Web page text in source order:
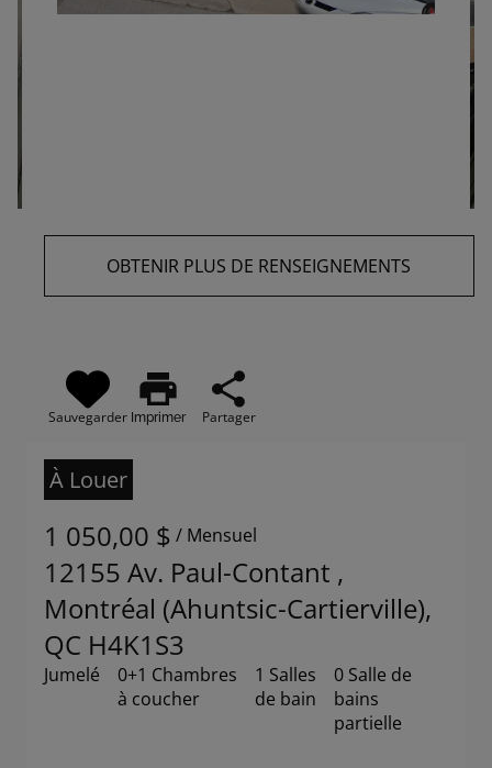
OBTENIR PLUS DE RENSEIGNEMENTS
Sauvegarder
print
Imprimer
share
Partager
À Louer
1 050,00 $ / Mensuel
12155 Av. Paul-Contant ,
Montréal (Ahuntsic-Cartierville),
QC H4K1S3
Jumelé
0+1 Chambres
à coucher
1 Salles
de bain
0 Salle de
bains
partielle